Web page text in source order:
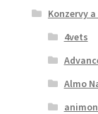
Konzervy
4vets
Almo